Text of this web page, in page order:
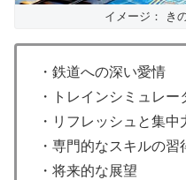
イメージ： き
・鉄道への深い愛情
・トレインシミュレ
・リフレッシュと集中
・専門的なスキルの習
・将来的な展望